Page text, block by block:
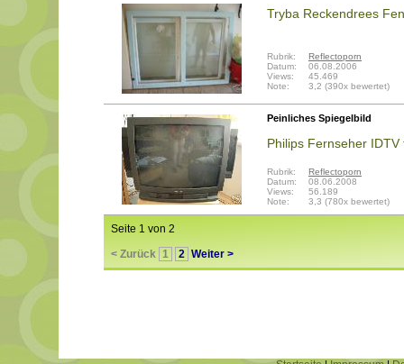
Tryba Reckendrees
Rubrik:
Reflectoporn
Datum:
06.08.2006
Views:
45.469
Note:
3,2 (390x bewertet)
Peinliches Spiegelbild
Philips Fernseher
Rubrik:
Reflectoporn
Datum:
08.06.2008
Views:
56.189
Note:
3,3 (780x bewertet)
Seite 1 von 2
< Zurück 1 2 Weiter >